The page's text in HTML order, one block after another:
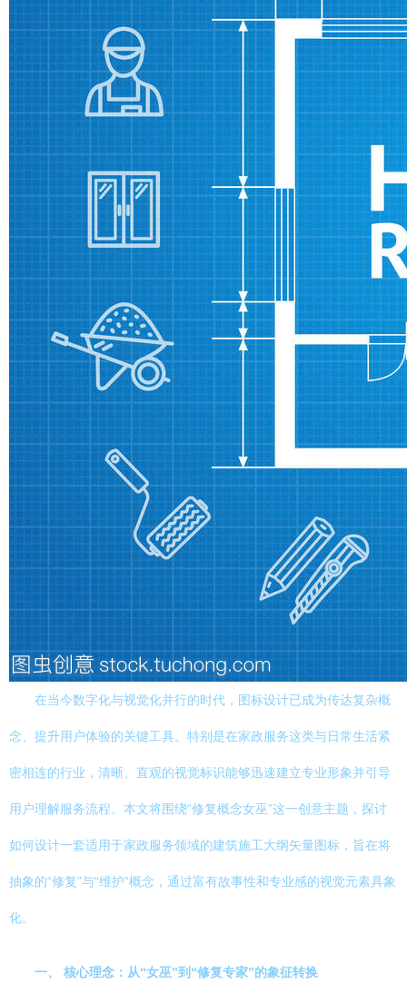
在当今数字化与视觉化并行的时代，图标设计已成为传达复杂概
念、提升用户体验的关键工具。特别是在家政服务这类与日常生活紧
密相连的行业，清晰、直观的视觉标识能够迅速建立专业形象并引导
用户理解服务流程。本文将围绕“修复概念女巫”这一创意主题，探讨
如何设计一套适用于家政服务领域的建筑施工大纲矢量图标，旨在将
抽象的“修复”与“维护”概念，通过富有故事性和专业感的视觉元素具象
化。
一、 核心理念：从“女巫”到“修复专家”的象征转换